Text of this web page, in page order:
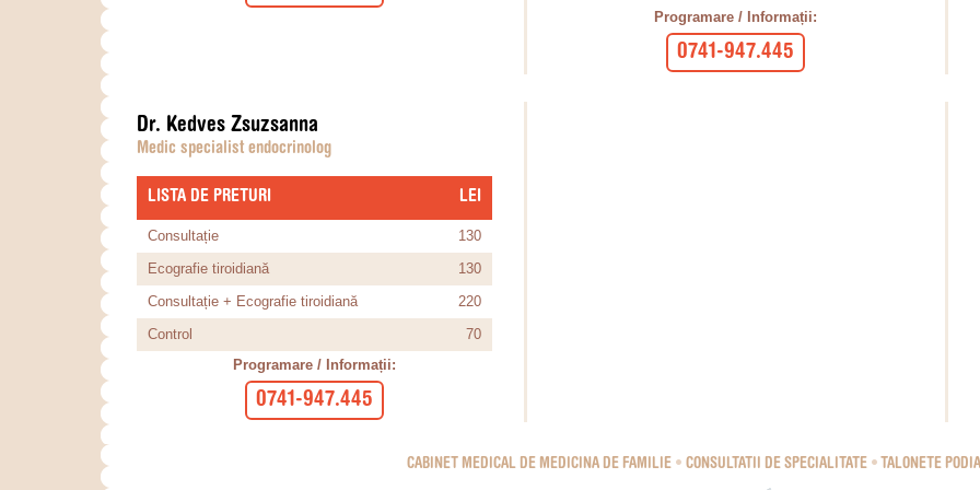
Programare / Informații:
0741-947.445
Dr. Kedves Zsuzsanna
Medic specialist endocrinolog
LISTA DE PRETURI ​LEI
Consultație
130
Ecografie tiroidiană
130
Consultație + Ecografie tiroidiană
220
Control
70
Programare / Informații:
0741-947.445
CABINET MEDICAL DE MEDICINA DE FAMILIE• CONSULTATII DE SPECIALITATE• TALONETE